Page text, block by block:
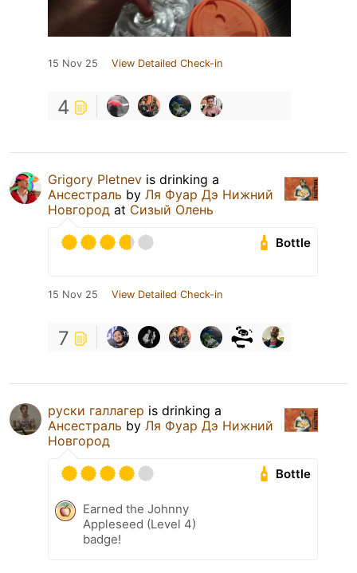
15 Nov 25 View Detailed Check-in
4
Grigory Pletnev is drinking a
Ансестраль by Ля Фуар Дэ Нижний
Новгород at Сизый Олень
Bottle
15 Nov 25 View Detailed Check-in
7
руски галлагер is drinking a
Ансестраль by Ля Фуар Дэ Нижний
Новгород
Bottle
Earned the Johnny
Appleseed (Level 4)
badge!